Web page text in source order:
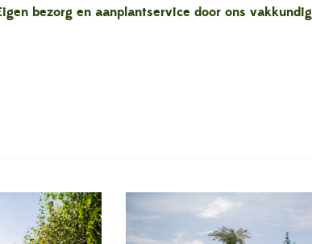
bezorg en aanplantservice door ons